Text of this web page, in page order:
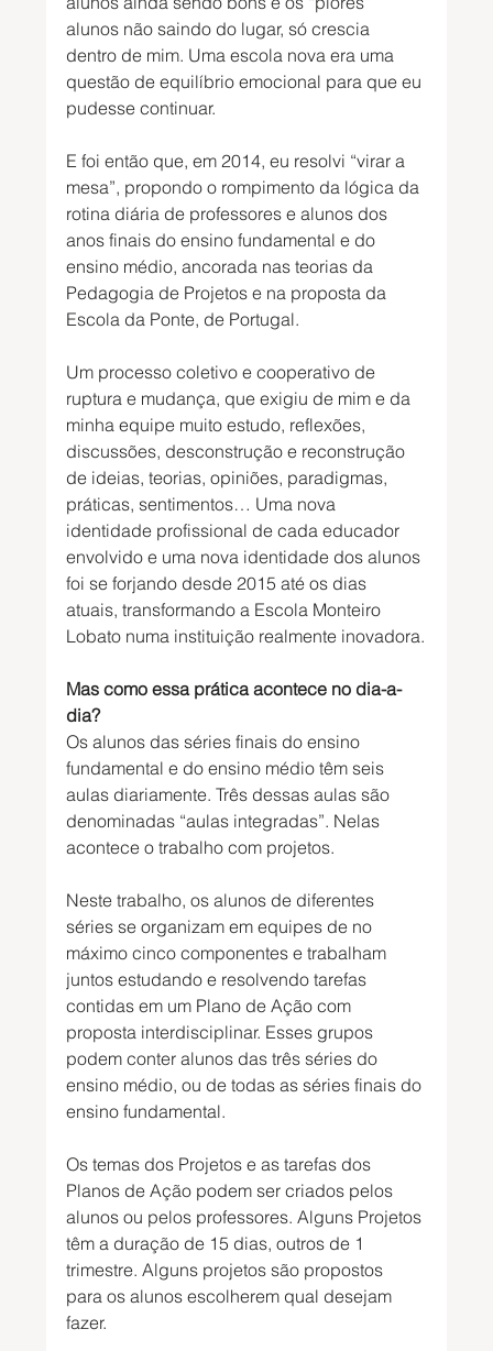
alunos não saindo do lugar, só crescia
dentro de mim. Uma escola nova era uma
questão de equilíbrio emocional para que eu
pudesse continuar.
E foi então que, em 2014, eu resolvi “virar a
mesa”, propondo o rompimento da lógica da
rotina diária de professores e alunos dos
anos finais do ensino fundamental e do
ensino médio, ancorada nas teorias da
Pedagogia de Projetos e na proposta da
Escola da Ponte, de Portugal.
Um processo coletivo e cooperativo de
ruptura e mudança, que exigiu de mim e da
minha equipe muito estudo, reflexões,
discussões, desconstrução e reconstrução
de ideias, teorias, opiniões, paradigmas,
práticas, sentimentos… Uma nova
identidade profissional de cada educador
envolvido e uma nova identidade dos alunos
foi se forjando desde 2015 até os dias
atuais, transformando a Escola Monteiro
Lobato numa instituição realmente inovadora.
Mas como essa prática acontece no dia-a-
dia?
Os alunos das séries finais do ensino
fundamental e do ensino médio têm seis
aulas diariamente. Três dessas aulas são
denominadas “aulas integradas”. Nelas
acontece o trabalho com projetos.
Neste trabalho, os alunos de diferentes
séries se organizam em equipes de no
máximo cinco componentes e trabalham
juntos estudando e resolvendo tarefas
contidas em um Plano de Ação com
proposta interdisciplinar. Esses grupos
podem conter alunos das três séries do
ensino médio, ou de todas as séries finais do
ensino fundamental.
Os temas dos Projetos e as tarefas dos
Planos de Ação podem ser criados pelos
alunos ou pelos professores. Alguns Projetos
têm a duração de 15 dias, outros de 1
trimestre. Alguns projetos são propostos
para os alunos escolherem qual desejam
fazer.